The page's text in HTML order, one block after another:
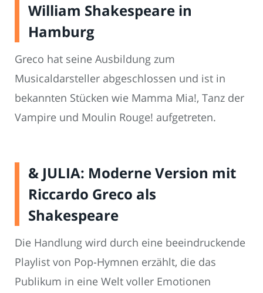
William Shakespeare in
Hamburg
Greco hat seine Ausbildung zum
Musicaldarsteller abgeschlossen und ist in
bekannten Stücken wie Mamma Mia!, Tanz der
Vampire und Moulin Rouge! aufgetreten.
& JULIA: Moderne Version mit
Riccardo Greco als
Shakespeare
Die Handlung wird durch eine beeindruckende
Playlist von Pop-Hymnen erzählt, die das
Publikum in eine Welt voller Emotionen